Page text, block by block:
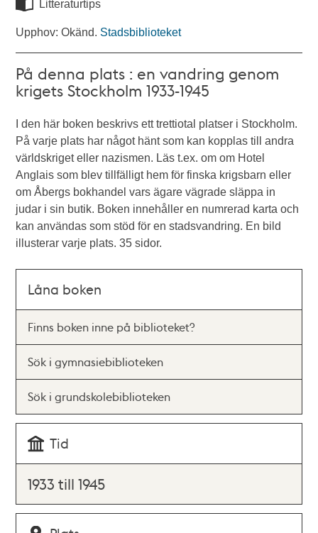
Litteraturtips
Upphov: Okänd. Stadsbiblioteket
På denna plats : en vandring genom
krigets Stockholm 1933-1945
I den här boken beskrivs ett trettiotal platser i Stockholm.
På varje plats har något hänt som kan kopplas till andra
världskriget eller nazismen. Läs t.ex. om om Hotel
Anglais som blev tillfälligt hem för finska krigsbarn eller
om Åbergs bokhandel vars ägare vägrade släppa in
judar i sin butik. Boken innehåller en numrerad karta och
kan användas som stöd för en stadsvandring. En bild
illusterar varje plats. 35 sidor.
Låna boken
Finns boken inne på biblioteket?
Sök i gymnasiebiblioteken
Sök i grundskolebiblioteken
Tid
1933 till 1945